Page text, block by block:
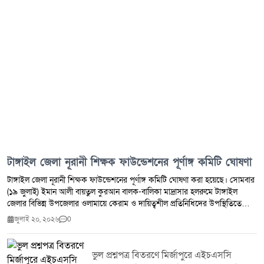
টাঙ্গাইল জেলা নূরানী শিক্ষক ফাউন্ডেশনের পূর্ণাঙ্গ কমিটি ঘোষণা
টাঙ্গাইল জেলা নূরানী শিক্ষক ফাউন্ডেশনের পূর্ণাঙ্গ কমিটি ঘোষণা করা হয়েছে। সোমবার
(১৯ জুলাই) ইমান আলী বায়তুল কুরআন বালক-বালিকা মাদ্রাসার হলরুমে টাঙ্গাইল
জেলার বিভিন্ন উপজেলার ওলামায়ে কেরাম ও দায়িত্বশীল প্রতিনিধিদের উপস্থিতিতে
ভোটের মাধ্যমে এ কমিটি গঠন করা হয়। ভোটগ্রহণ শেষে নবনির্বাচিতদের নাম ঘোষণা
করা হয়। এতে সভাপতি হিসেবে নির্বাচিত হন মুফতী শেখ মাহদী হাসান শিবলী।
সিনিয়র সভাপতি নির্বাচিত হন হাফেজ মাওলানা ফজলুল হক (টাঙ্গাইল সদর)। সহ-
সভাপতি হিসেবে নির্বাচিত হন নোমান আমোদ (গোপালপুর) ও হাফেজ মাওলানা শরিফুল
জুলাই ২০, ২০২৬ 0
ভুল প্রশ্নপত্র বিতরণে মির্জাপুরে এইচএসসি